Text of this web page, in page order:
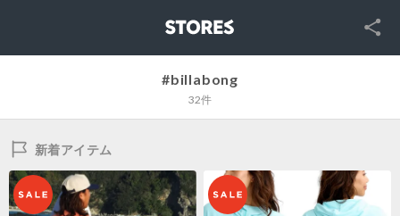
SNS
#billabong
32件
新着アイテム